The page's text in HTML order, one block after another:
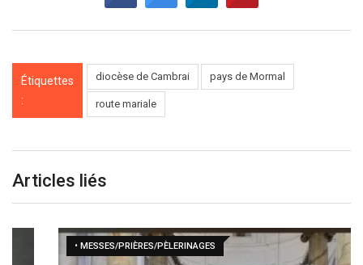
Étiquettes
:
diocèse de Cambrai pays de Mormal
route mariale
Articles liés
• MESSES/PRIÈRES/PÈLERINAGES